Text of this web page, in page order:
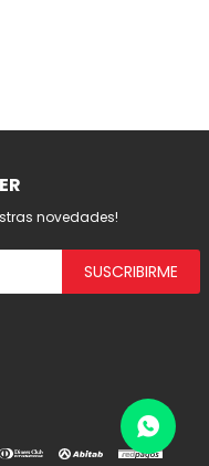
novedades!
SUSCRIBIRME